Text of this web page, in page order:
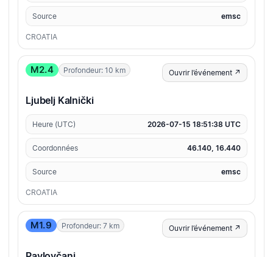
Source emsc
CROATIA
M2.4 Profondeur: 10 km Ouvrir l’événement ↗
Ljubelj Kalnički
Heure (UTC) 2026-07-15 18:51:38 UTC
Coordonnées 46.140, 16.440
Source emsc
CROATIA
M1.9 Profondeur: 7 km Ouvrir l’événement ↗